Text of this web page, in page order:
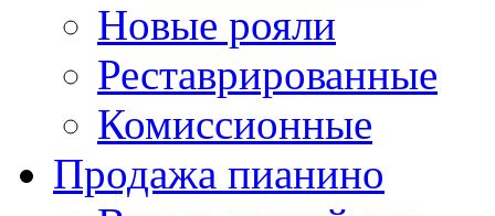
Новые рояли
Реставрированные
Комиссионные
Продажа пианино